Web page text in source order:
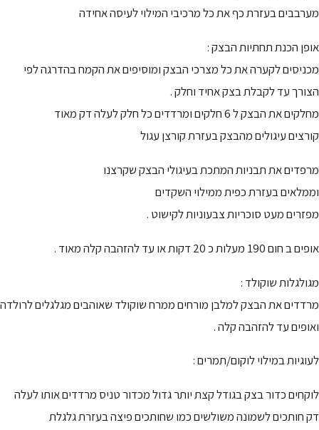
מערבבים בעזרת כף את כל מרכיבי המילוי לעיסה אחידה
אופן הכנת תחתיות הבצק :
מכניסים לקערה את כל מצרכי הבצק ומוסיפים את הקמח בהדרגה לפי
הצורך עד לקבלת בצק אחיד וחלק .
מחלקים את הבצק ל 6 חלקים ומרדדים כל חלק לעלה דק מאוד
קורצים עיגולים מהבצק בעזרת קורצן עגול
מרפדים את תבניות המתכת בעיגולי הבצק שקרצנו
וממלאים בעזרת כפית ממילוי השקדים
מפזרים מעט סוכריות צבעוניות לקישוט .
אופים ב חום 190 מעלות כ 20 דקות או עד להזהבה קלה מאוד .
מגולגלות שוקולד :
מרדדים את הבצק למלבן מורחים ממרח שוקולד שאוהבים מגלגלים לרולדה
ואופים עד להזהבה קלה .
לעוגיות במילוי לוקום/תמרים :
לוקחים כדור בצק בגודל קצת יותר גדול מכדור טניס מרדדים אותו לעלה
דק חותכים לשמונה משולשים כמו שחותכים פיצה בעזרת גלגלת